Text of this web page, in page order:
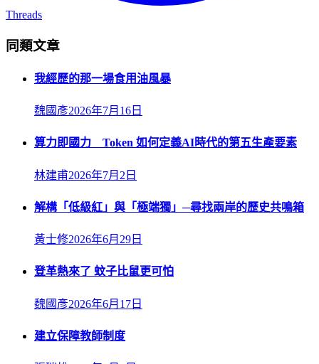
Threads
同類文章
我經歷的那一場食用油風暴
魏國彥2026年7月16日
算力即國力 Token 如何定義AI時代的第五生產要素
林建甫2026年7月2日
解構「低級紅」與「極端獨」─尋找兩岸的歷史共鳴箱
黃士修2026年6月29日
登革熱來了 蚊子比鼠更可怕
魏國彥2026年6月17日
建立保障教師制度